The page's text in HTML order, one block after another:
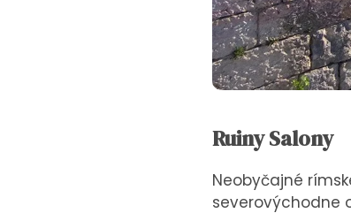
Ruiny Salony
Neobyčajné
severovýchodne